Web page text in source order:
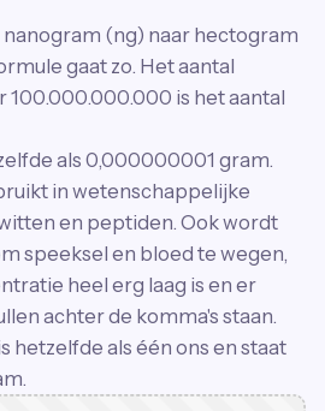
nanogram (ng) naar hectogram
gaat zo. Het aantal
100.000.000.000 is het aantal
als 0,000000001 gram.
in wetenschappelijke
en peptiden. Ook wordt
speeksel en bloed te wegen,
heel erg laag is en er
achter de komma's staan.
hetzelfde als één ons en staat